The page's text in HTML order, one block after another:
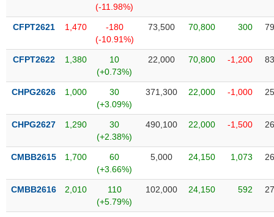
(-11.98%)
CFPT2621 1,470
-180
(-10.91%)
73,500 70,800 300
CFPT2622 1,380
10
(+0.73%)
22,000 70,800 -1,200
CHPG2626 1,000
30
(+3.09%)
371,300 22,000 -1,000
CHPG2627 1,290
30
(+2.38%)
490,100 22,000 -1,500
CMBB2615 1,700
60
(+3.66%)
5,000 24,150 1,073
CMBB2616 2,010
110
(+5.79%)
102,000 24,150 592
TIN
VỤ
THÔNG